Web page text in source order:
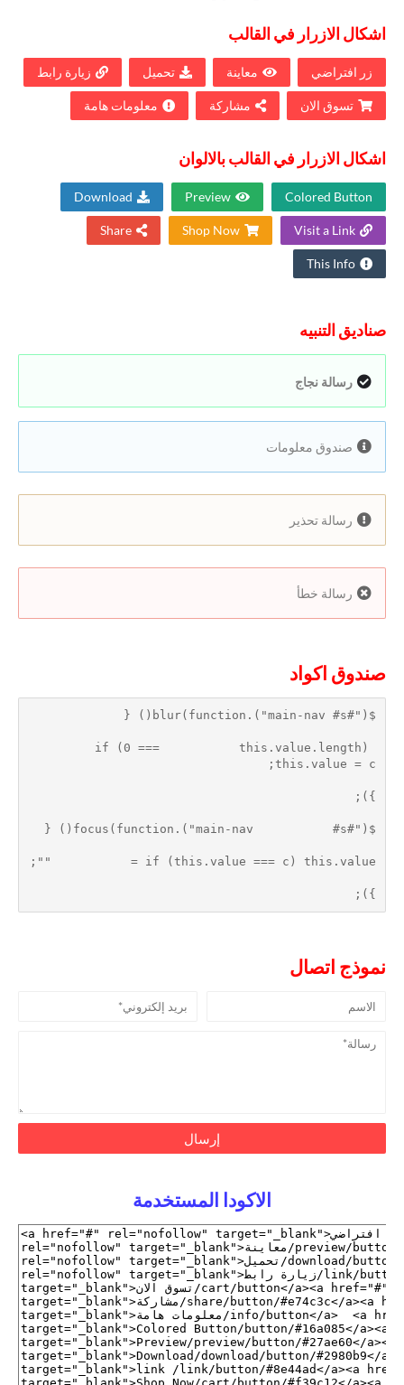
اشكال الازرار في القالب
زر افتراضي معاينة تحميل زيارة رابط
تسوق الان مشاركة معلومات هامة
اشكال الازرار في القالب بالالوان
Colored Button
Preview
Download
Visit a Link
Shop Now
Share
This Info
صناديق التنبيه
رسالة نجاج
صندوق معلومات
رسالة تحذير
رسالة خطأ
صندوق اكواد
$("#main-nav #s").blur(function() {
if (0 ===           this.value.length)
this.value = c;
});
$("#main-nav           #s").focus(function() {
if (this.value === c) this.value =           "";
});
نموذج اتصال
الاكودا المستخدمة